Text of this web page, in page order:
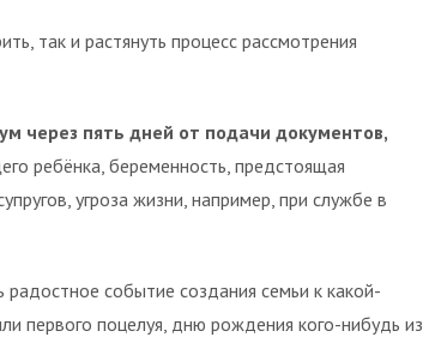
так и растянуть процесс рассмотрения
через пять дней от подачи документов,
ребёнка, беременность, предстоящая
угроза жизни, например, при службе в
событие создания семьи к какой-
первого поцелуя, дню рождения кого-нибудь из